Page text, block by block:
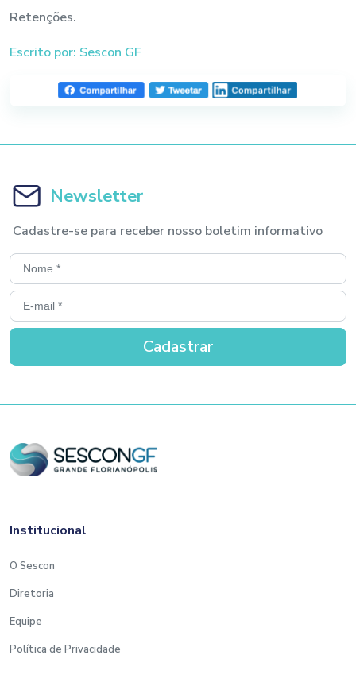
Retenções.
Escrito por: Sescon GF
Newsletter
Cadastre-se para receber nosso boletim informativo
Institucional
O Sescon
Diretoria
Equipe
Política de Privacidade